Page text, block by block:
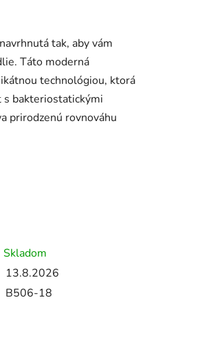
tak, aby vám
Táto moderná
technológiou, ktorá
s bakteriostatickými
prirodzenú rovnováhu
Skladom
13.8.2026
B506-18